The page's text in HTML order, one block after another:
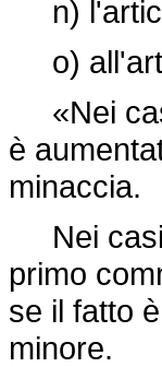
n)
o)
«Nei
è
minaccia.
Nei casi
primo
se il fatto
minore.